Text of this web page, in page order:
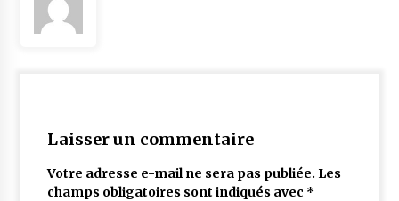
Laisser un commentaire
Votre adresse e-mail ne sera pas publiée. Les
champs obligatoires sont indiqués avec *